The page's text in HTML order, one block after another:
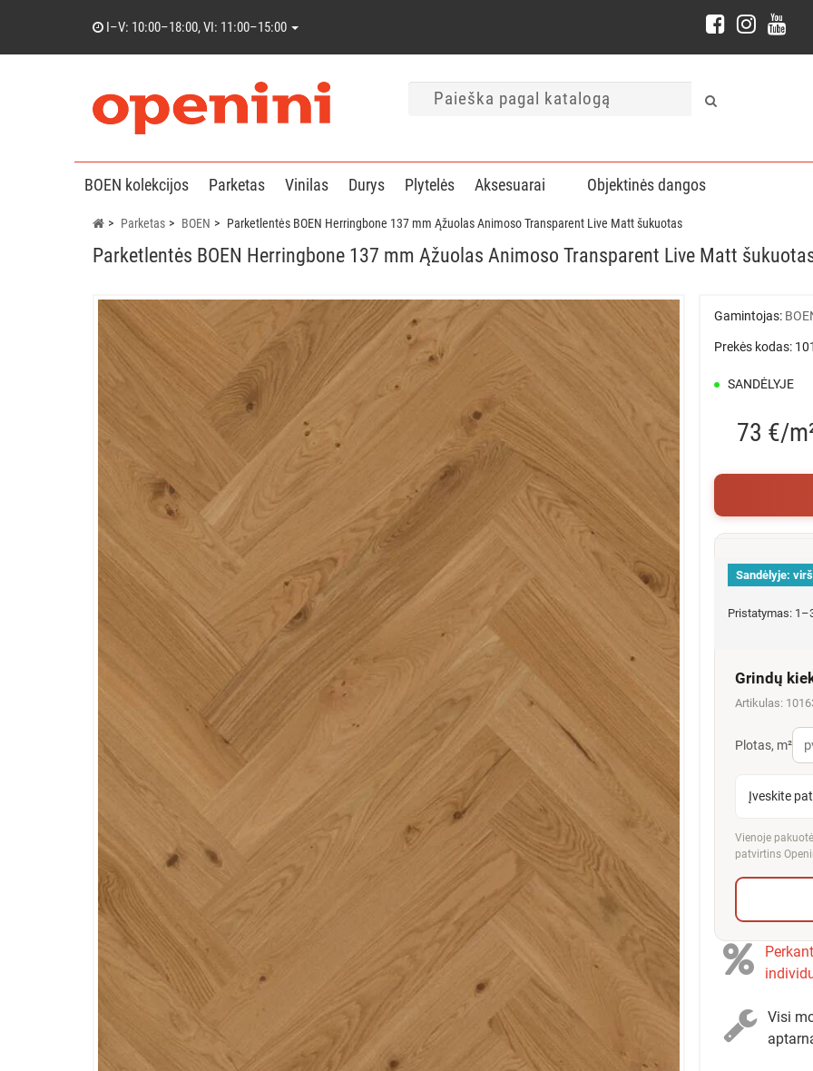
I–V: 10:00–18:00, VI: 11:00–15:00
BOEN kolekcijos Parketas Vinilas Durys Plytelės Aksesuarai Objektinės dangos
Parketas BOEN Parketlentės BOEN Herringbone 137 mm Ąžuolas Animoso Transparent Live Matt šukuotas
Parketlentės BOEN Herringbone 137 mm Ąžuolas Animoso Transparent Live Matt
Gamintojas:
Prekės kodas:
SANDĖLYJE
73 €/
Sandėlyje: virš
Pristatymas:
Grindų
Artikulas:
Plotas, m²
Įveskite
Vienoje
patvirtins
Visi